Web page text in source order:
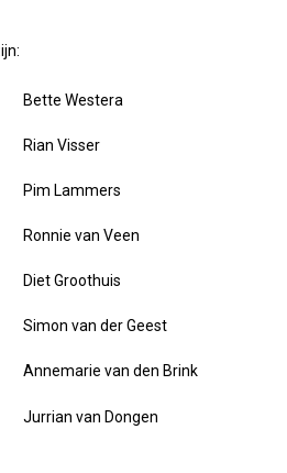
Bette Westera
Rian Visser
Pim Lammers
Ronnie van Veen
Diet Groothuis
Simon van der Geest
Annemarie van den Brink
Jurrian van Dongen